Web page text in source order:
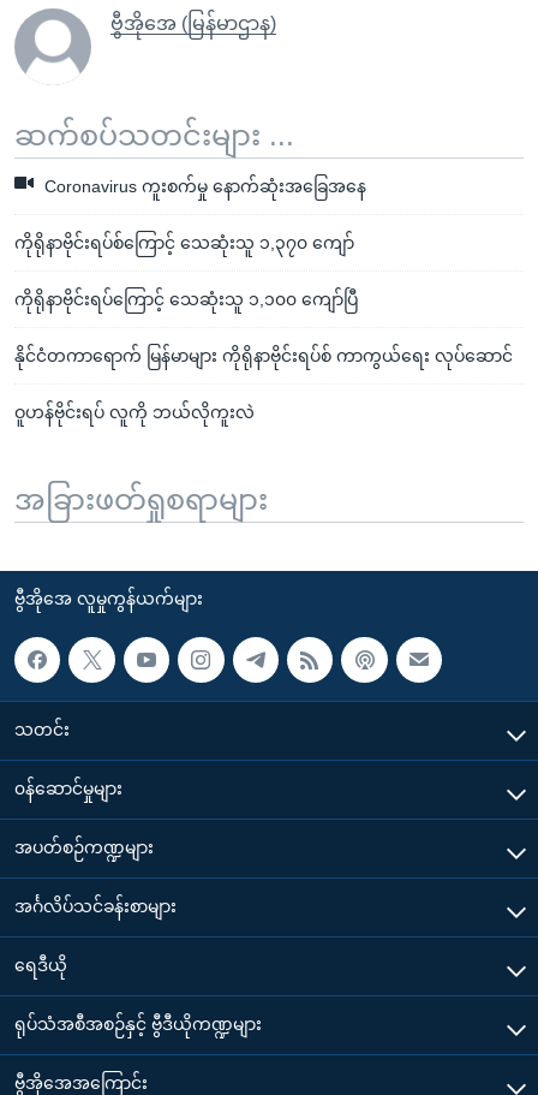
ဗွီအိုအေ (မြန်မာဌာန)
ဆက်စပ်သတင်းများ ...
Coronavirus ကူးစက်မှု နောက်ဆုံးအခြေအနေ
ကိုရိုနာဗိုင်းရပ်စ်ကြောင့် သေဆုံးသူ ၁,၃၇၀ ကျော်
ကိုရိုနာဗိုင်းရပ်ကြောင့် သေဆုံးသူ ၁,၁၀၀ ကျော်ပြီ
နိုင်ငံတကာရောက် မြန်မာများ ကိုရိုနာဗိုင်းရပ်စ် ကာကွယ်ရေး လုပ်ဆောင်
ဝူဟန်ဗိုင်းရပ် လူကို ဘယ်လိုကူးလဲ
အခြားဖတ်ရှုစရာများ
ဗွီအိုအေ လူမှုကွန်ယက်များ
သတင်း
၀န်ဆောင်မှုများ
အပတ်စဉ်ကဏ္ဍများ
အင်္ဂလိပ်သင်ခန်းစာများ
ရေဒီယို
ရုပ်သံအစီအစဉ်နှင့် ဗွီဒီယိုကဏ္ဍများ
ဗွီအိုအေအကြောင်း